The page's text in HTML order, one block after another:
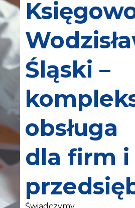
Śląski –
obsługa
dla firm i
Świadczymy